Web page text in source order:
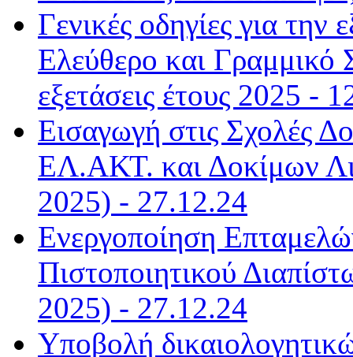
Γενικές οδηγίες για
Ελεύθερο και Γραμμικό
εξετάσεις έτους 2025 -
Εισαγωγή στις Σχολές
ΕΛ.ΑΚΤ. και Δοκίμων
2025) - 27.12.24
Ενεργοποίηση
Πιστοποιητικού
2025) - 27.12.24
Υποβολή